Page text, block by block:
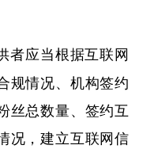
者应当根据互联网
规情况、机构签约
丝总数量、签约互
况，建立互联网信